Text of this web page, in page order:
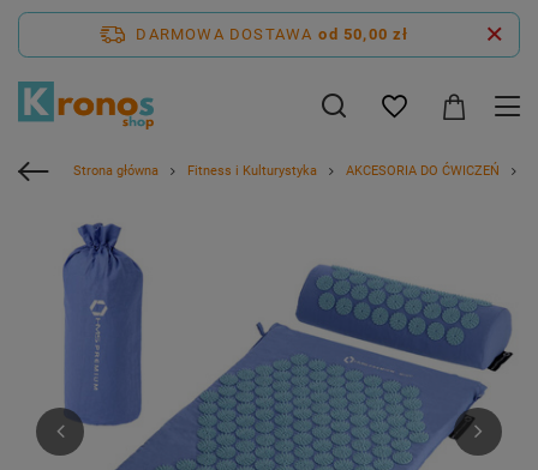
DARMOWA DOSTAWA od 50,00 zł
Strona główna Fitness i Kulturystyka AKCESORIA DO ĆWICZEŃ